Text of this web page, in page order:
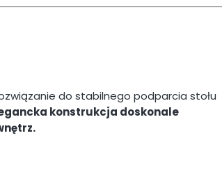
do stabilnego podparcia stołu
konstrukcja doskonale